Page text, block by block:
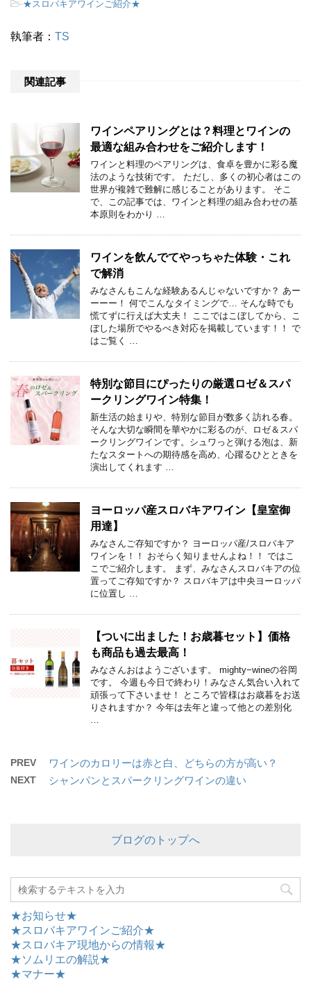
-★スロバキアワインご紹介★
執筆者： TS
関連記事
ワインペアリングとは？料理とワインの
最適な組み合わせをご紹介します！
ワインと料理のペアリングは、食卓を豊かに彩る魔
法のような技術です。 ただし、多くの初心者はこの
世界が複雑で難解に感じることがあります。 そこ
で、この記事では、ワインと料理の組み合わせの基
本原則をわかり …
ワインを飲んでてやっちゃた体験・これ
で解消
みなさんもこんな経験あるんじゃないですか？ あー
ーーー！ 何でこんなタイミングで… そんな時でも
慌てずに行えば大丈夫！ ここではこぼしてから、こ
ぼした場所でやるべき対応を掲載しています！！ で
はご覧く …
特別な節目にぴったりの厳選ロゼ＆スパ
ークリングワイン特集！
新生活の始まりや、特別な節目が数多く訪れる春。
そんな大切な瞬間を華やかに彩るのが、ロゼ＆スパ
ークリングワインです。シュワっと弾ける泡は、新
たなスタートへの期待感を高め、心躍るひとときを
演出してくれます …
ヨーロッパ産スロバキアワイン【皇室御
用達】
みなさんご存知ですか？ ヨーロッパ産/スロバキア
ワインを！！ おそらく知りませんよね！！ ではこ
こでご紹介します。 まず、みなさんスロバキアの位
置ってご存知ですか？ スロバキアは中央ヨーロッパ
に位置し …
【ついに出ました！お歳暮セット】価格
も商品も過去最高！
みなさんおはようございます。 mighty−wineの谷岡
です。 今週も今日で終わり！みなさん気合い入れて
頑張って下さいませ！ ところで皆様はお歳暮をお送
りされますか？ 今年は去年と違って他との差別化
…
PREV ワインのカロリーは赤と白、どちらの方が高い？
NEXT シャンパンとスパークリングワインの違い
ブログのトップへ
★お知らせ★
★スロバキアワインご紹介★
★スロバキア現地からの情報★
★ソムリエの解説★
★マナー★